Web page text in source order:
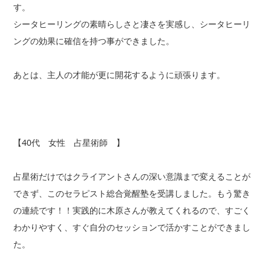
す。
シータヒーリングの素晴らしさと凄さを実感し、シータヒーリ
ングの効果に確信を持つ事ができました。
あとは、主人の才能が更に開花するように頑張ります。
【40代 女性 占星術師 】
占星術だけではクライアントさんの深い意識まで変えることが
できず、このセラピスト総合覚醒塾を受講しました。もう驚き
の連続です！！実践的に木原さんが教えてくれるので、すごく
わかりやすく、すぐ自分のセッションで活かすことができまし
た。